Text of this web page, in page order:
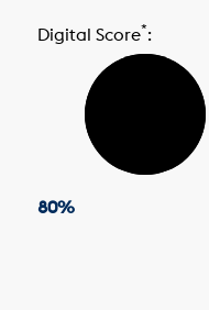
Digital Score*:
80%